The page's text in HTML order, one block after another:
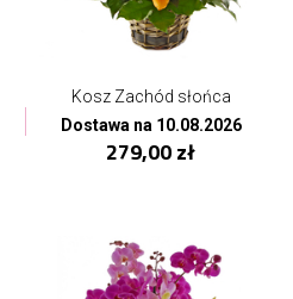
Kosz Zachód słońca
Dostawa na 10.08.2026
279,00 zł